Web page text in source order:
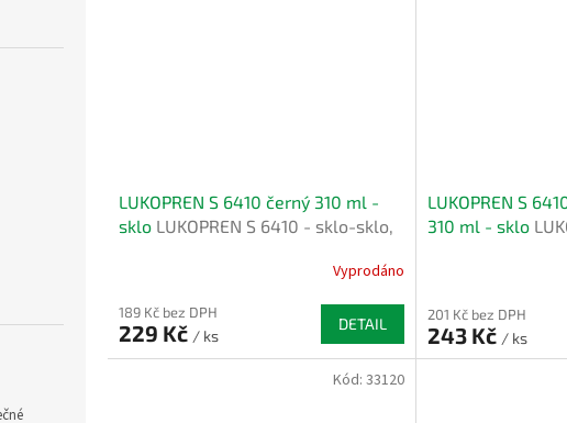
LUKOPREN S 6410 černý 310 ml -
sklo LUKOPREN S 6410 - sklo-sklo,
Vyprodáno
189 Kč bez DPH
229 Kč / ks
DETAIL
LUKOPREN S
310 ml - sklo
201 Kč bez DPH
243 Kč / ks
Kód: 33120